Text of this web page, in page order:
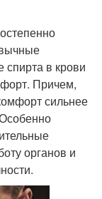
спирта в крови
Причем,
сильнее
органов и